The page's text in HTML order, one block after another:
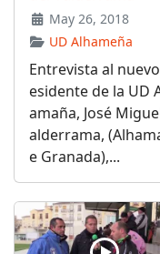
May 26, 2018
UD Alhameña
Entrevista al
esidente de la UD
amaña, José
alderrama,
e Granada),...